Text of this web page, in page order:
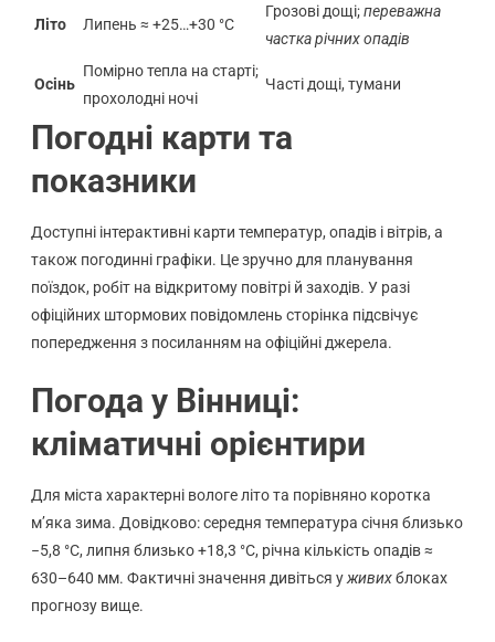
Літо Липень ≈ +25…+30 °C
Грозові дощі;переважна
частка річних опадів
Осінь
Помірно тепла на старті;
прохолодні ночі
Часті дощі, тумани
Погодні карти та
показники
Доступні інтерактивні карти температур, опадів і вітрів, а
також погодинні графіки. Це зручно для планування
поїздок, робіт на відкритому повітрі й заходів. У разі
офіційних штормових повідомлень сторінка підсвічує
попередження з посиланням на офіційні джерела.
Погода у Вінниці:
кліматичні орієнтири
Для міста характерні вологе літо та порівняно коротка
м’яка зима. Довідково: середня температура січня близько
−5,8 °C, липня близько +18,3 °C, річна кількість опадів ≈
630–640 мм. Фактичні значення дивіться уживихблоках
прогнозу вище.